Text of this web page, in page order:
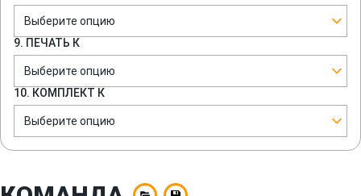
Выберите опцию
9. ПЕЧАТЬ К
Выберите опцию
10. КОМПЛЕКТ К
Выберите опцию